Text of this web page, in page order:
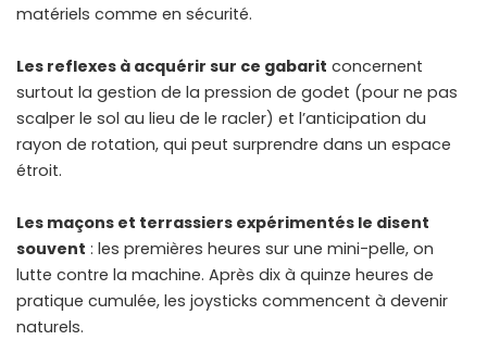
matériels comme en sécurité.
Les reflexes à acquérir sur ce gabarit concernent
surtout la gestion de la pression de godet (pour ne pas
scalper le sol au lieu de le racler) et l’anticipation du
rayon de rotation, qui peut surprendre dans un espace
étroit.
Les maçons et terrassiers expérimentés le disent
souvent : les premières heures sur une mini-pelle, on
lutte contre la machine. Après dix à quinze heures de
pratique cumulée, les joysticks commencent à devenir
naturels.